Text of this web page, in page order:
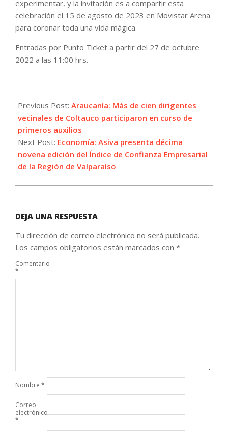
experimentar, y la invitación es a compartir esta
celebración el 15 de agosto de 2023 en Movistar Arena
para coronar toda una vida mágica.
Entradas por Punto Ticket a partir del 27 de octubre
2022 a las 11:00 hrs.
10-
25
Previous Post: Araucanía: Más de cien dirigentes
vecinales de Coltauco participaron en curso de
primeros auxilios
Next Post: Economía: Asiva presenta décima
novena edición del Índice de Confianza Empresarial
de la Región de Valparaíso
DEJA UNA RESPUESTA
Tu dirección de correo electrónico no será publicada.
Los campos obligatorios están marcados con *
Comentario
*
Nombre *
Correo
electrónico
*